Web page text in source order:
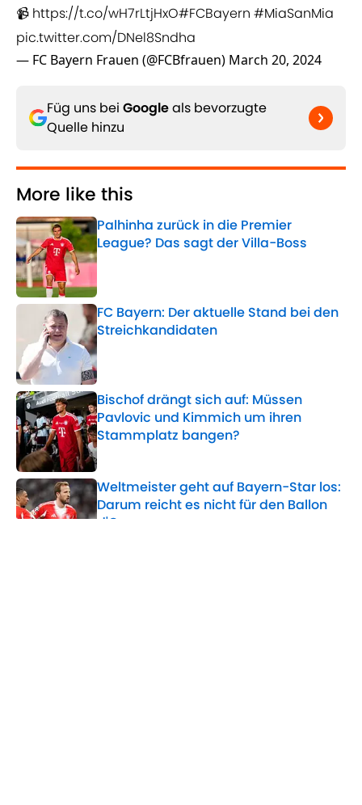
📹 https://t.co/wH7rLtjHxO#FCBayern #MiaSanMia
pic.twitter.com/DNel8Sndha
— FC Bayern Frauen (@FCBfrauen) March 20, 2024
Füg uns bei Googleals bevorzugte
Quelle hinzu
More like this
Palhinha zurück in die Premier
League? Das sagt der Villa-Boss
Published by on Invalid Date
FC Bayern: Der aktuelle Stand bei den
Streichkandidaten
Published by on Invalid Date
Bischof drängt sich auf: Müssen
Pavlovic und Kimmich um ihren
Stammplatz bangen?
Published by on Invalid Date
Weltmeister geht auf Bayern-Star los:
Darum reicht es nicht für den Ballon
d'Or